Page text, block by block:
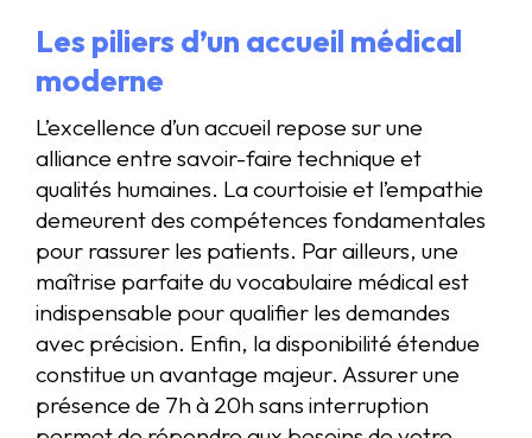
Les piliers d’un accueil médical
moderne
L’excellence d’un accueil repose sur une
alliance entre savoir-faire technique et
qualités humaines. La courtoisie et l’empathie
demeurent des compétences fondamentales
pour rassurer les patients. Par ailleurs, une
maîtrise parfaite du vocabulaire médical est
indispensable pour qualifier les demandes
avec précision. Enfin, la disponibilité étendue
constitue un avantage majeur. Assurer une
présence de 7h à 20h sans interruption